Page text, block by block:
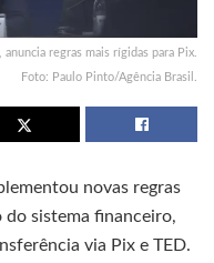
regras mais rígidas para Pix.
Foto: Paulo Pinto/Agência Brasil.
novas regras
do sistema financeiro,
via Pix e TED.